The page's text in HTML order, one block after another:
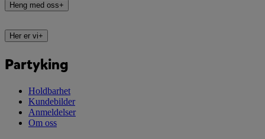
Heng med oss+
Her er vi+
Partyking
Holdbarhet
Kundebilder
Anmeldelser
Om oss